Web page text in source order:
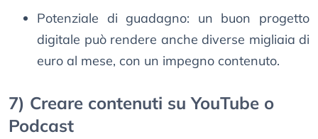
Potenziale di guadagno: un buon progetto
digitale può rendere anche diverse migliaia di
euro al mese, con un impegno contenuto.
7) Creare contenuti su YouTube o
Podcast